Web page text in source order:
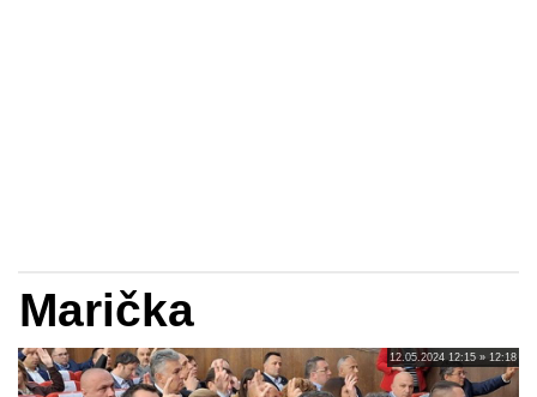
Marička
12.05.2024 12:15 » 12:18